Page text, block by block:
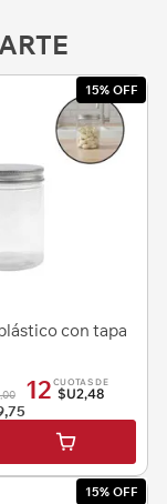
15% OFF
con tapa
12 CUOTAS DE
$U2,48
15% OFF